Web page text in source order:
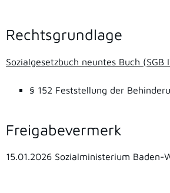
Rechtsgrundlage
Sozialgesetzbuch neuntes Buch (SGB
§ 152 Feststellung der
Freigabevermerk
15.01.2026 Sozialministerium Baden-